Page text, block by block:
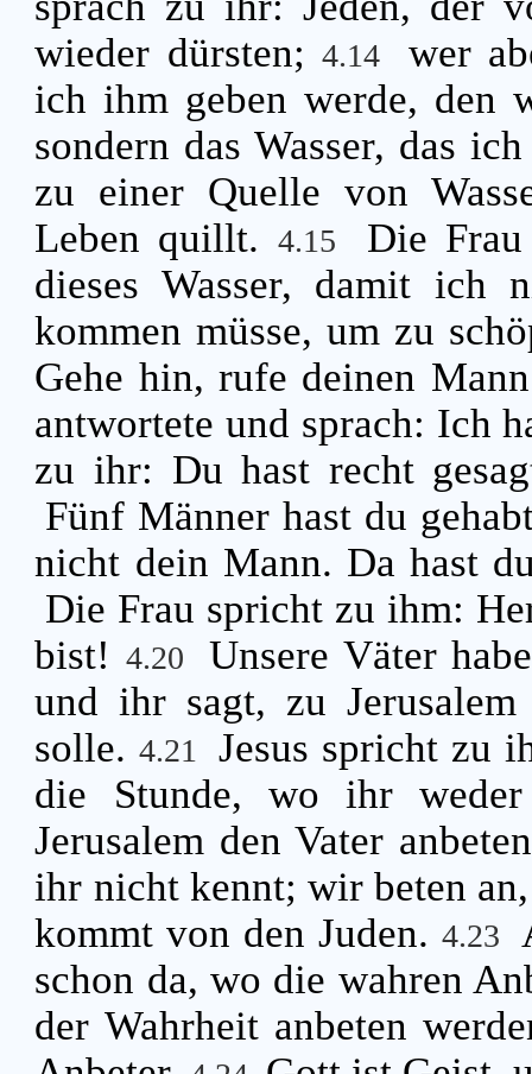
wieder dürsten; 4.14
wer
ich ihm geben werde, den
sondern das Wasser, das
zu einer Quelle von
Leben quillt. 4.15
Die
dieses Wasser, damit ich
kommen müsse, um zu
Gehe hin, rufe deinen
antwortete und sprach: Ich
zu ihr: Du hast recht
Fünf Männer hast du
nicht dein Mann. Da hast
Die Frau spricht zu ihm:
bist! 4.20
Unsere Väter
und ihr sagt, zu
solle.4.21
Jesus spricht zu
die Stunde, wo ihr
Jerusalem den Vater
ihr nicht kennt; wir beten
kommt von den Juden.4.23
schon da, wo die wahren
der Wahrheit anbeten